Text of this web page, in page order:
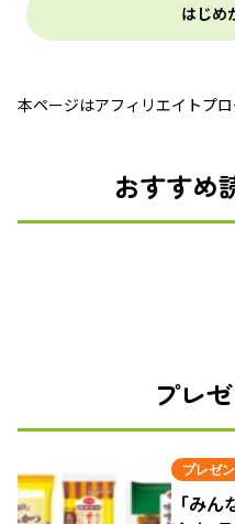
はじめ
本ページはアフィリエイトプ
おすすめ
プレ
プレゼ
「み